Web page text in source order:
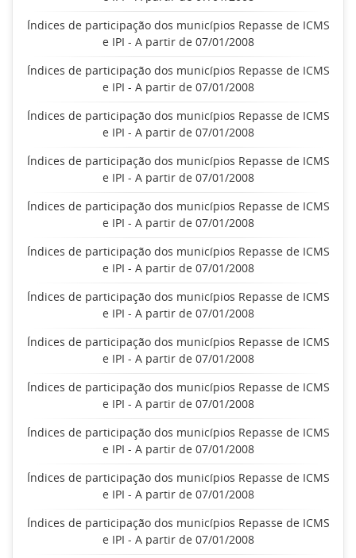
Índices de participação dos municípios Repasse de ICMS
e IPI - A partir de 07/01/2008
Índices de participação dos municípios Repasse de ICMS
e IPI - A partir de 07/01/2008
Índices de participação dos municípios Repasse de ICMS
e IPI - A partir de 07/01/2008
Índices de participação dos municípios Repasse de ICMS
e IPI - A partir de 07/01/2008
Índices de participação dos municípios Repasse de ICMS
e IPI - A partir de 07/01/2008
Índices de participação dos municípios Repasse de ICMS
e IPI - A partir de 07/01/2008
Índices de participação dos municípios Repasse de ICMS
e IPI - A partir de 07/01/2008
Índices de participação dos municípios Repasse de ICMS
e IPI - A partir de 07/01/2008
Índices de participação dos municípios Repasse de ICMS
e IPI - A partir de 07/01/2008
Índices de participação dos municípios Repasse de ICMS
e IPI - A partir de 07/01/2008
Índices de participação dos municípios Repasse de ICMS
e IPI - A partir de 07/01/2008
Índices de participação dos municípios Repasse de ICMS
e IPI - A partir de 07/01/2008